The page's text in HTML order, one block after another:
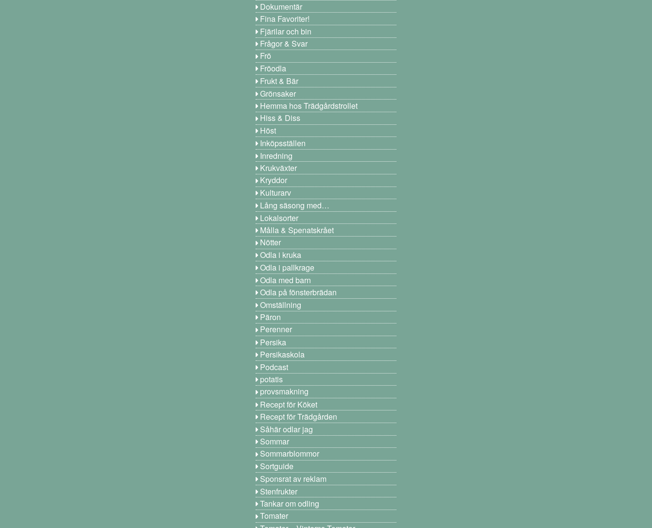
Dokumentär
Fina Favoriter!
Fjärilar och bin
Frågor & Svar
Frö
Fröodla
Frukt & Bär
Grönsaker
Hemma hos Trädgårdstrollet
Hiss & Diss
Höst
Inköpsställen
Inredning
Krukväxter
Kryddor
Kulturarv
Lång säsong med…
Lokalsorter
Målla & Spenatskrået
Nötter
Odla i kruka
Odla i pallkrage
Odla med barn
Odla på fönsterbrädan
Omställning
Päron
Perenner
Persika
Persikaskola
Podcast
potatis
provsmakning
Recept för Köket
Recept för Trädgården
Såhär odlar jag
Sommar
Sommarblommor
Sortguide
Sponsrat av reklam
Stenfrukter
Tankar om odling
Tomater